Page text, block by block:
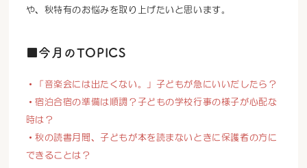
や、秋特有のお悩みを取り上げたいと思います。
■今月のTOPICS
・「音楽会には出たくない。」子どもが急にいいだしたら？
・宿泊合宿の準備は順調？子どもの学校行事の様子が心配な
時は？
・秋の読書月間、子どもが本を読まないときに保護者の方に
できることは？